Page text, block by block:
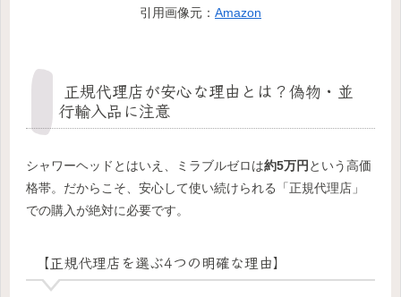
引用画像元： Amazon
正規代理店が安心な理由とは？偽物・並
行輸入品に注意
シャワーヘッドとはいえ、ミラブルゼロは約5万円 という高価
格帯。だからこそ、安心して使い続けられる「正規代理店」
での購入が絶対に必要です。
【正規代理店を選ぶ4つの明確な理由】